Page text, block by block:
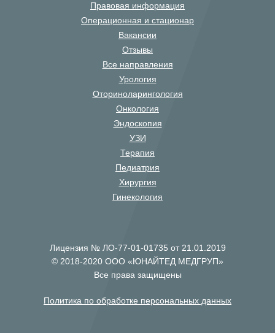
Правовая информация
Операционная и стационар
Вакансии
Отзывы
Все направления
Урология
Оториноларингология
Онкология
Эндоскопия
УЗИ
Терапия
Педиатрия
Хирургия
Гинекология
Лицензия № ЛО-77-01-01735 от 21.01.2019
© 2018-2020 ООО «ЮНАЙТЕД МЕДГРУП»
Все права защищены
Политика по обработке персональных данных